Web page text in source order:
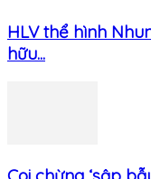
HLV thể hình
hữu...